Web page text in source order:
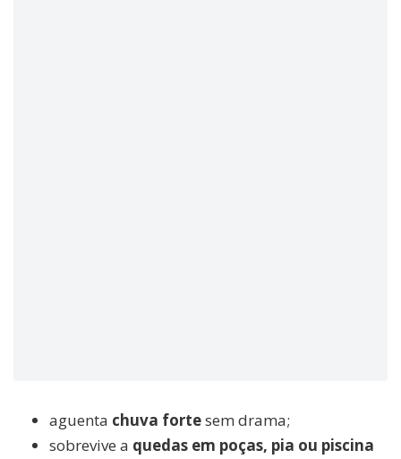
aguenta chuva fortesem drama;
sobrevive a quedas em poças, pia ou piscina